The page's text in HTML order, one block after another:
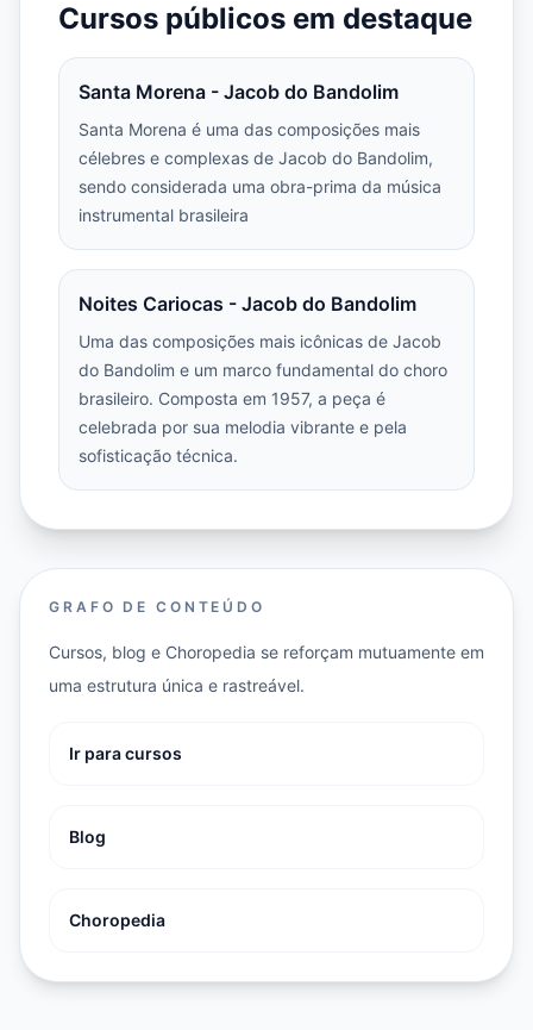
Cursos públicos em destaque
Santa Morena - Jacob do Bandolim
Santa Morena é uma das composições mais
célebres e complexas de Jacob do Bandolim,
sendo considerada uma obra-prima da música
instrumental brasileira
Noites Cariocas - Jacob do Bandolim
Uma das composições mais icônicas de Jacob
do Bandolim e um marco fundamental do choro
brasileiro. Composta em 1957, a peça é
celebrada por sua melodia vibrante e pela
sofisticação técnica.
GRAFO DE CONTEÚDO
Cursos, blog e Choropedia se reforçam mutuamente em
uma estrutura única e rastreável.
Ir para cursos
Blog
Choropedia